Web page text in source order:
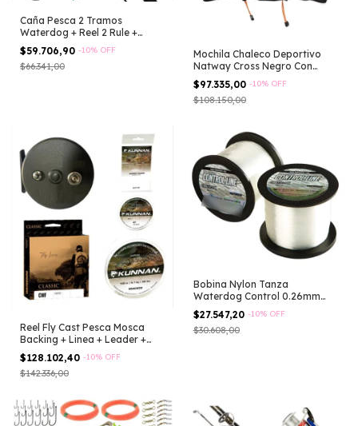
Caña Pesca 2 Tramos
Waterdog + Reel 2 Rule +
Lineas Plomadas Negro
$59.706,90 -10% OFF
$66.341,00
Mochila Chaleco Deportivo
Natway Cross Negro Con
Hidratación Y Bastones Negro
- M/l Liso
$97.335,00 -10% OFF
$108.150,00
Reel Fly Cast Pesca Mosca
Backing + Linea + Leader +
Tippet Hundimiento Numero 6
Reel 5/6
$128.102,40 -10% OFF
$142.336,00
Bobina Nylon Tanza
Waterdog Control 0.26mm
4,5kg 1900 Metros
$27.547,20 -10% OFF
$30.608,00